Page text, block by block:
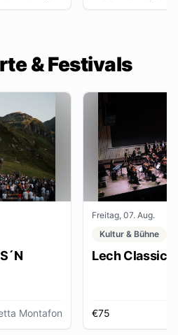
& Festivals
Montafon
Freitag, 07. Aug.
Kultur & Bühne
Lech Classic
€75